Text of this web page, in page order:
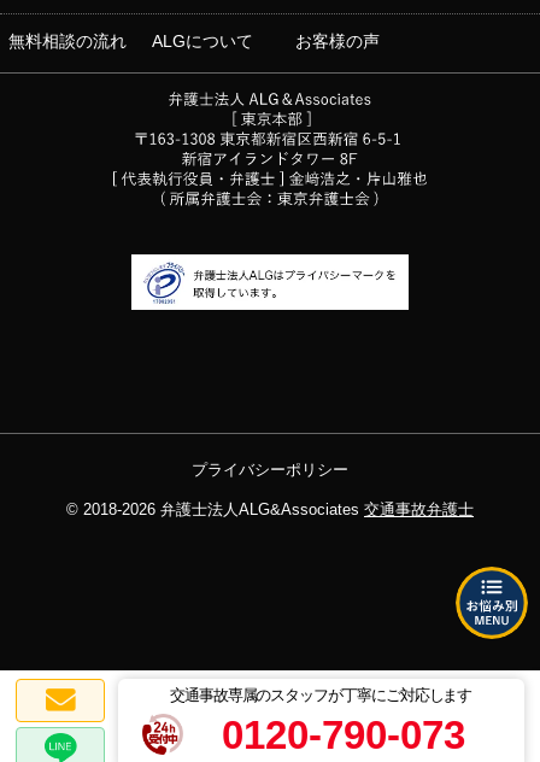
交通事故専属のスタッフが丁寧にご対応します
0120-790-073
無料相談の流れ ALGについて お客様の声
プライバシーポリシー
© 2018-2026 弁護士法人ALG&Associates 交通事故弁護士